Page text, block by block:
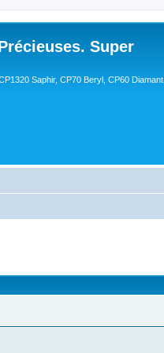
Super
Saphir, CP70 Beryl, CP60 Diamant,